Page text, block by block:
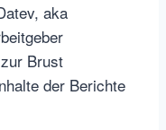
aka
Brust
der Berichte